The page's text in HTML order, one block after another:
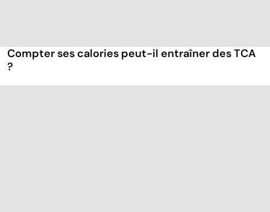
Compter ses calories peut-il entraîner des TCA
?